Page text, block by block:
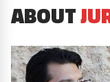
ABOUT